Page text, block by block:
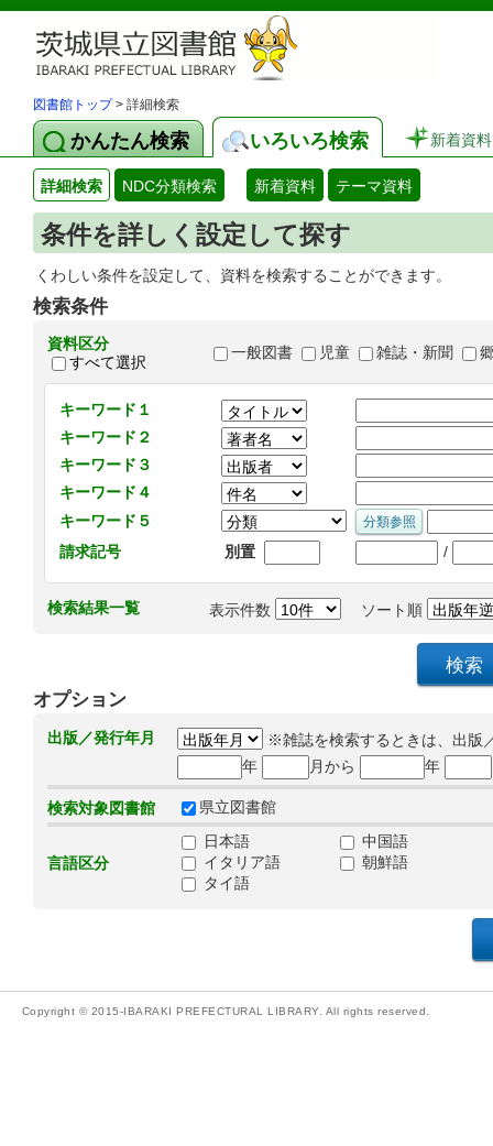
図書館トップ> 詳細検索
かんたん検索 いろいろ検索 新着資料
詳細検索 NDC分類検索 新着資料 テーマ資料
条件を詳しく設定して探す
くわしい条件を設定して、資料を検索することができます。
検索条件
資料区分
すべて選択
一般図書 児童 雑誌・新聞
キーワード１
キーワード２
キーワード３
キーワード４
キーワード５
請求記号
別置 /
検索結果一覧 表示件数 ソート順
オプション
出版／発行年月
※雑誌を検索するときは、出版
年
月から 年
検索対象図書館 県立図書館
言語区分
日本語
中国語
イタリア語
朝鮮語
タイ語
Copyright © 2015-IBARAKI PREFECTURAL LIBRARY. All rights reserved.